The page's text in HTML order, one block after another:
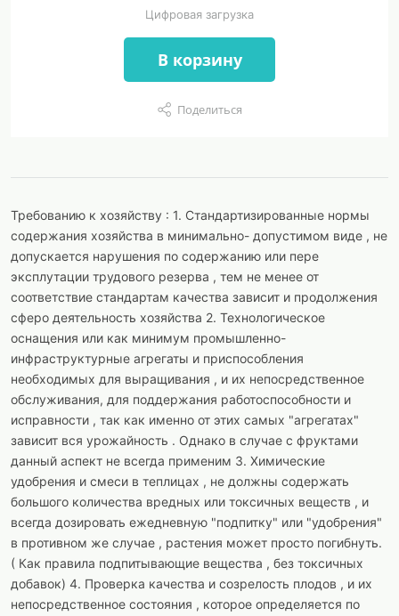
Цифровая загрузка
В корзину
Поделиться
Требованию к хозяйству : 1. Стандартизированные нормы
содержания хозяйства в минимально- допустимом виде , не
допускается нарушения по содержанию или пере
эксплутации трудового резерва , тем не менее от
соответствие стандартам качества зависит и продолжения
сферо деятельность хозяйства 2. Технологическое
оснащения или как минимум промышленно-
инфраструктурные агрегаты и приспособления
необходимых для выращивания , и их непосредственное
обслуживания, для поддержания работоспособности и
исправности , так как именно от этих самых "агрегатах"
зависит вся урожайность . Однако в случае с фруктами
данный аспект не всегда применим 3. Химические
удобрения и смеси в теплицах , не должны содержать
большого количества вредных или токсичных веществ , и
всегда дозировать ежедневную "подпитку" или "удобрения"
в противном же случае , растения может просто погибнуть.
( Как правила подпитывающие вещества , без токсичных
добавок) 4. Проверка качества и созрелость плодов , и их
непосредственное состояния , которое определяется по